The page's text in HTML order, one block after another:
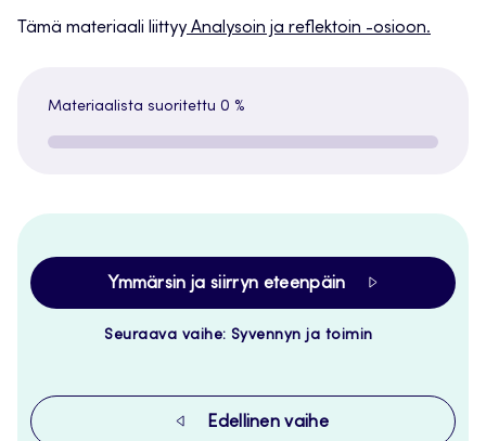
Tämä materiaali liittyy Analysoin ja reflektoin -osioon.
Materiaalista suoritettu 0 %
Ymmärsin ja siirryn eteenpäin
Seuraava vaihe: Syvennyn ja toimin
Edellinen vaihe